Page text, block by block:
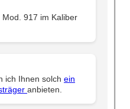
917 im Kaliber
ich Ihnen solch ein
anbieten.